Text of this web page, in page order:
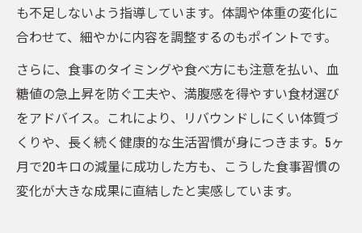
も不足しないよう指導しています。体調や体重の変化に
合わせて、細やかに内容を調整するのもポイントです。
さらに、食事のタイミングや食べ方にも注意を払い、血
糖値の急上昇を防ぐ工夫や、満腹感を得やすい食材選び
をアドバイス。これにより、リバウンドしにくい体質づ
くりや、長く続く健康的な生活習慣が身につきます。5ヶ
月で20キロの減量に成功した方も、こうした食事習慣の
変化が大きな成果に直結したと実感しています。